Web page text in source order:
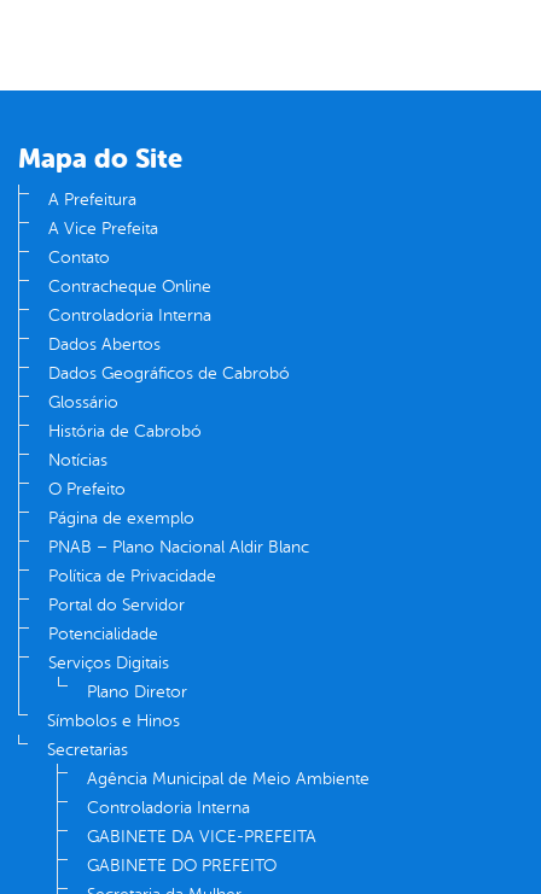
Mapa do Site
A Prefeitura
A Vice Prefeita
Contato
Contracheque Online
Controladoria Interna
Dados Abertos
Dados Geográficos de Cabrobó
Glossário
História de Cabrobó
Notícias
O Prefeito
Página de exemplo
PNAB – Plano Nacional Aldir Blanc
Política de Privacidade
Portal do Servidor
Potencialidade
Serviços Digitais
Plano Diretor
Símbolos e Hinos
Secretarias
Agência Municipal de Meio Ambiente
Controladoria Interna
GABINETE DA VICE-PREFEITA
GABINETE DO PREFEITO